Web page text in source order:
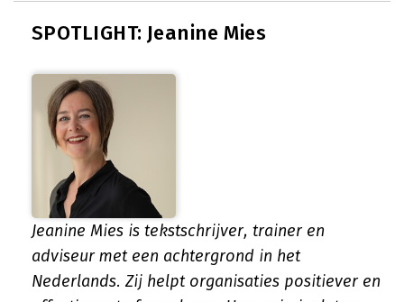
SPOTLIGHT: Jeanine Mies
Jeanine Mies is tekstschrijver, trainer en
adviseur met een achtergrond in het
Nederlands. Zij helpt organisaties positiever en